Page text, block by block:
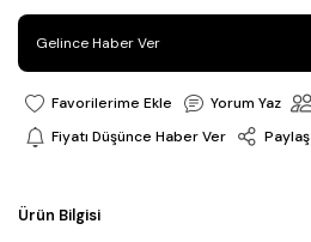
Gelince Haber Ver
Yorum Yaz
Fiyatı Düşünce Haber Ver
Paylaş
Ürün Bilgisi